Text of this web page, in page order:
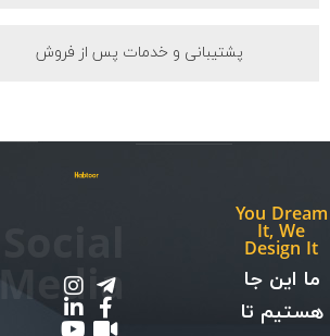
پشتیبانی و خدمات پس از فروش
You Dream
It, We
Design It
ما این جا
هستیم تا
Media